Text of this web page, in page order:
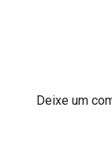
Deixe um